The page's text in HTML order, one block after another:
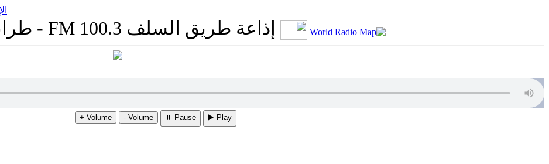
إذاعة طريق السلف 100.3 FM - طرابلس، ليبيا
Play ▶️
Pause ⏸
Volume -
Volume +